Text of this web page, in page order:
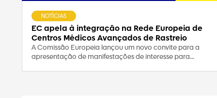
EC apela à integração na Rede Europeia de
Centros Médicos Avançados de Rastreio
NOTÍCIAS
A Comissão Europeia lançou um novo convite para a
apresentação de manifestações de interesse para...